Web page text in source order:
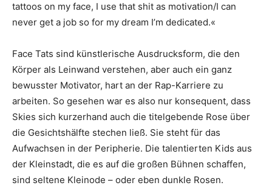
tattoos on my face, I use that shit as motivation/I can
never get a job so for my dream I’m dedicated.«
Face Tats sind künstlerische Ausdrucksform, die den
Körper als Leinwand verstehen, aber auch ein ganz
bewusster Motivator, hart an der Rap-Karriere zu
arbeiten. So gesehen war es also nur konsequent, dass
Skies sich kurzerhand auch die titelgebende Rose über
die Gesichtshälfte stechen ließ. Sie steht für das
Aufwachsen in der Peripherie. Die talentierten Kids aus
der Kleinstadt, die es auf die großen Bühnen schaffen,
sind seltene Kleinode – oder eben dunkle Rosen.